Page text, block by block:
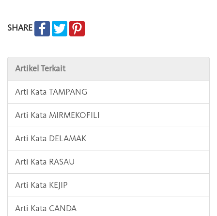
SHARE
Artikel Terkait
Arti Kata TAMPANG
Arti Kata MIRMEKOFILI
Arti Kata DELAMAK
Arti Kata RASAU
Arti Kata KEJIP
Arti Kata CANDA